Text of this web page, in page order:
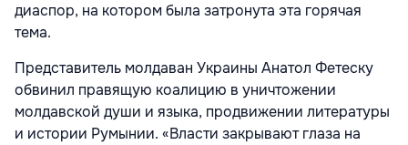
диаспор, на котором была затронута эта горячая
тема.
Представитель молдаван Украины Анатол Фетеску
обвинил правящую коалицию в уничтожении
молдавской души и языка, продвижении литературы
и истории Румынии. «Власти закрывают глаза на